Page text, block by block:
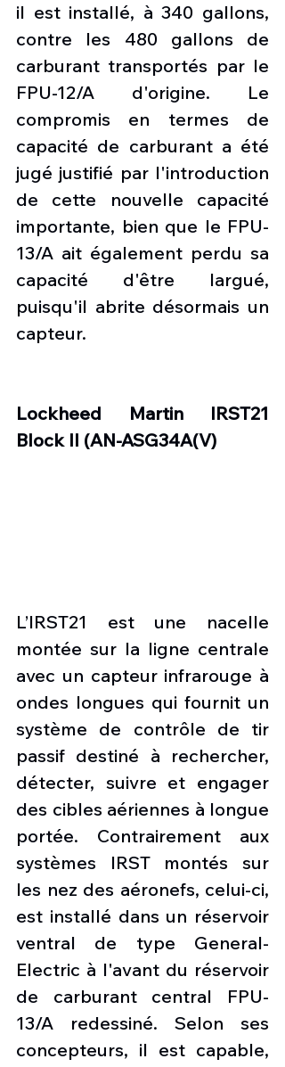
il est installé, à 340 gallons,
contre les 480 gallons de
carburant transportés par le
FPU-12/A d'origine. Le
compromis en termes de
capacité de carburant a été
jugé justifié par l'introduction
de cette nouvelle capacité
importante, bien que le FPU-
13/A ait également perdu sa
capacité d'être largué,
puisqu'il abrite désormais un
capteur.
Lockheed Martin IRST21
Block II (AN-ASG34A(V)
L’IRST21 est une nacelle
montée sur la ligne centrale
avec un capteur infrarouge à
ondes longues qui fournit un
système de contrôle de tir
passif destiné à rechercher,
détecter, suivre et engager
des cibles aériennes à longue
portée. Contrairement aux
systèmes IRST montés sur
les nez des aéronefs, celui-ci,
est installé dans un réservoir
ventral de type General-
Electric à l'avant du réservoir
de carburant central FPU-
13/A redessiné. Selon ses
concepteurs, il est capable,